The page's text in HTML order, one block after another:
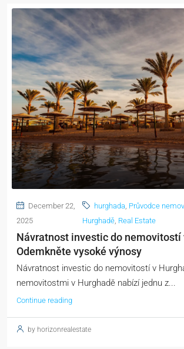
December 22,
2025
hurghada Průvodce
Hurghadě Real Estate
Návratnost investic do nemovitostí
Odemkněte vysoké výnosy
Návratnost investic do nemovitostí v
nemovitostmi v Hurghadě nabízí jednu z...
Continue reading
by horizonrealestate